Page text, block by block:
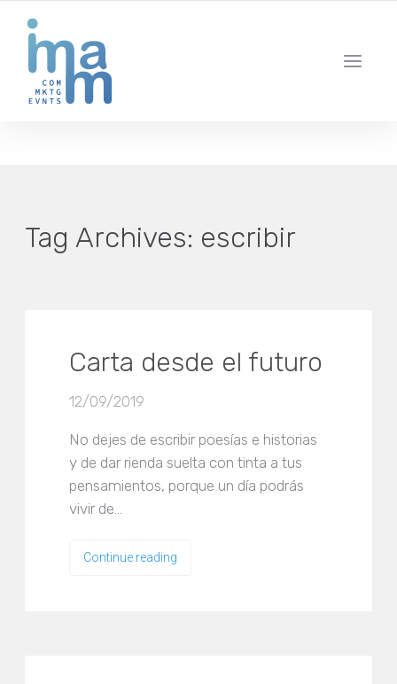
IBIZA · MADRID · BARCELONA
Tag Archives: escribir
Carta desde el futuro
12/09/2019
No dejes de escribir poesías e historias
y de dar rienda suelta con tinta a tus
pensamientos, porque un día podrás
vivir de…
Continue reading